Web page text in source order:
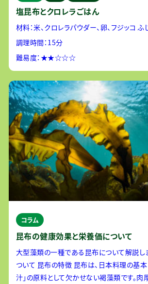
塩昆布とクロレラごはん
材料：米、クロレラパウダー、卵、フジッコ
んぶ、ピエトロドレッシング グリーン和風しょ
調理時間：15分
難易度：★★☆☆☆
コラム
昆布の健康効果と栄養価について
大型藻類の一種である昆布について解説します 昆
ついて 昆布の特徴 昆布は、日本料理の基本となる「出
汁」の原料として欠かせない褐藻類です。肉